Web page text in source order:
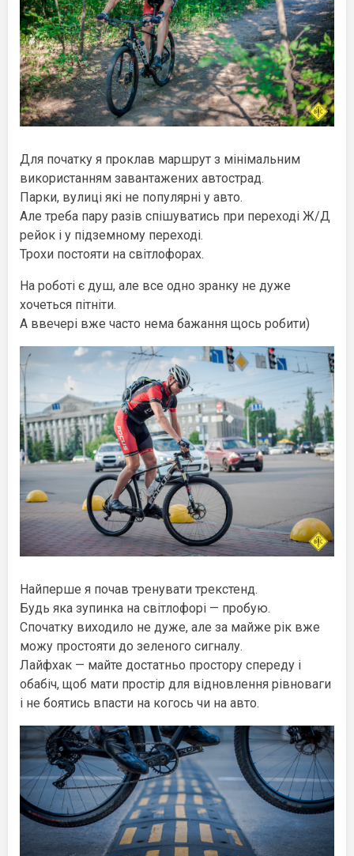
Для початку я проклав маршрут з мінімальним
використанням завантажених автострад.
Парки, вулиці які не популярні у авто.
Але треба пару разів спішуватись при переході Ж/Д
рейок і у підземному переході.
Трохи постояти на світлофорах.
На роботі є душ, але все одно зранку не дуже
хочеться пітніти.
А ввечері вже часто нема бажання щось робити)
Найперше я почав тренувати трекстенд.
Будь яка зупинка на світлофорі — пробую.
Спочатку виходило не дуже, але за майже рік вже
можу простояти до зеленого сигналу.
Лайфхак — майте достатньо простору спереду і
обабіч, щоб мати простір для відновлення рівноваги
і не боятись впасти на когось чи на авто.